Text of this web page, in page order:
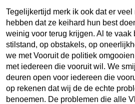
Tegelijkertijd merk ik ook dat er veel
hebben dat ze keihard hun best
weinig voor terug krijgen. Al te vaak
stilstand, op obstakels, op
we met Vooruit de politiek
met iedereen die vooruit wil. We
deuren open voor iedereen die
op rekenen dat wij de de echte
benoemen. De problemen die alle